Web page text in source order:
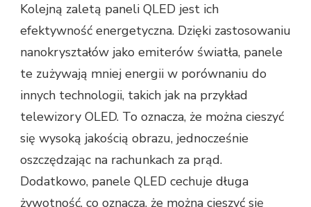
Kolejną zaletą paneli QLED jest ich
efektywność energetyczna. Dzięki zastosowaniu
nanokryształów jako emiterów światła, panele
te zużywają mniej energii w porównaniu do
innych technologii, takich jak na przykład
telewizory OLED. To oznacza, że można cieszyć
się wysoką jakością obrazu, jednocześnie
oszczędzając na rachunkach za prąd.
Dodatkowo, panele QLED cechuje długa
żywotność, co oznacza, że można cieszyć się